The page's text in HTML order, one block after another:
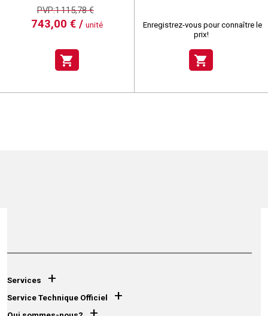
PVP:1 115,78 €
743,00 € / unité
shopping_cart
Enregistrez-vous pour connaître le
prix!
shopping_cart
Services +
Service Technique Officiel +